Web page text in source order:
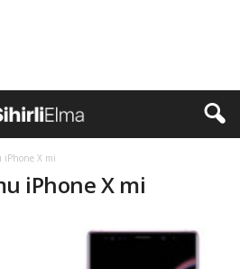
iPhone X mi
iPhone X mi